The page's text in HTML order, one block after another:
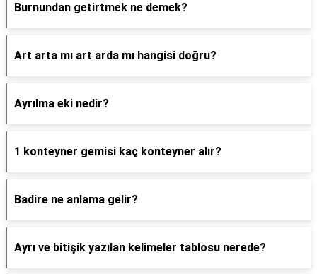
Burnundan getirtmek ne demek?
Art arta mı art arda mı hangisi doğru?
Ayrılma eki nedir?
1 konteyner gemisi kaç konteyner alır?
Badire ne anlama gelir?
Ayrı ve bitişik yazılan kelimeler tablosu nerede?